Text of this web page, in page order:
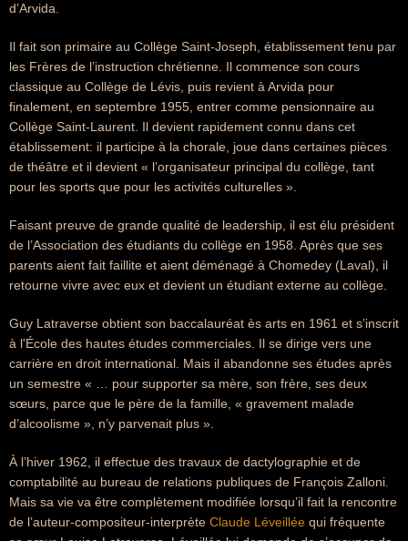
d’Arvida.
Il fait son primaire au Collège Saint-Joseph, établissement tenu par
les Frères de l’instruction chrétienne. Il commence son cours
classique au Collège de Lévis, puis revient à Arvida pour
finalement, en septembre 1955, entrer comme pensionnaire au
Collège Saint-Laurent. Il devient rapidement connu dans cet
établissement: il participe à la chorale, joue dans certaines pièces
de théâtre et il devient « l’organisateur principal du collège, tant
pour les sports que pour les activités culturelles ».
Faisant preuve de grande qualité de leadership, il est élu président
de l’Association des étudiants du collège en 1958. Après que ses
parents aient fait faillite et aient déménagé à Chomedey (Laval), il
retourne vivre avec eux et devient un étudiant externe au collège.
Guy Latraverse obtient son baccalauréat ès arts en 1961 et s’inscrit
à l'École des hautes études commerciales. Il se dirige vers une
carrière en droit international. Mais il abandonne ses études après
un semestre « … pour supporter sa mère, son frère, ses deux
sœurs, parce que le père de la famille, « gravement malade
d’alcoolisme », n’y parvenait plus ».
À l’hiver 1962, il effectue des travaux de dactylographie et de
comptabilité au bureau de relations publiques de François Zalloni.
Mais sa vie va être complètement modifiée lorsqu’il fait la rencontre
de l’auteur-compositeur-interprète Claude Léveillée qui fréquente